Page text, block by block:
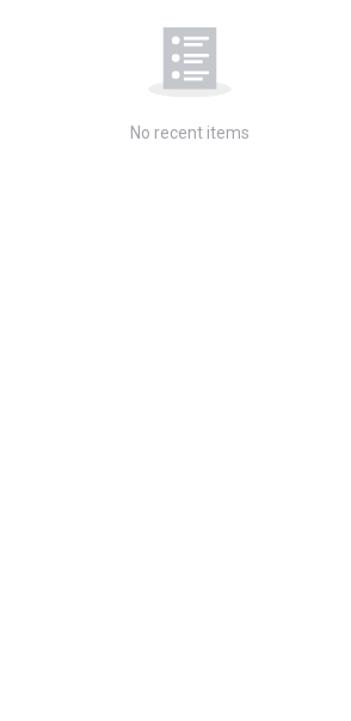
No recent items